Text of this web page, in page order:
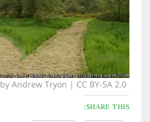
by Andrew Tryon | CC BY-SA 2.0
SHARE THIS: